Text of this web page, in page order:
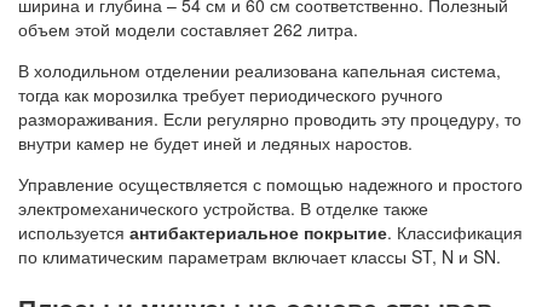
объем этой модели составляет 262 литра.
В холодильном отделении реализована капельная система,
тогда как морозилка требует периодического ручного
размораживания. Если регулярно проводить эту процедуру, то
внутри камер не будет иней и ледяных наростов.
Управление осуществляется с помощью надежного и простого
электромеханического устройства. В отделке также
используется антибактериальное покрытие. Классификация
по климатическим параметрам включает классы ST, N и SN.